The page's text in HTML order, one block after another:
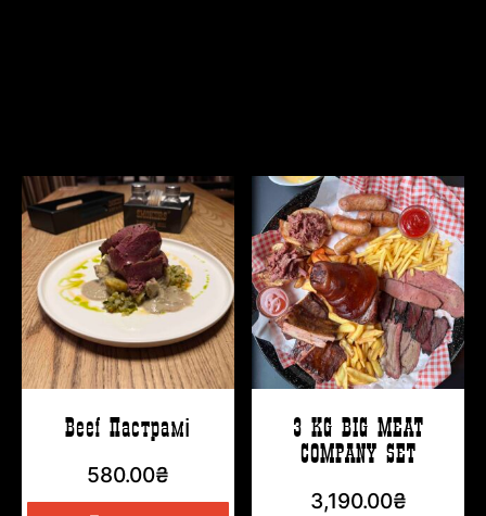
Beef Пастрамі
580.00₴
3 KG BIG MEAT
COMPANY SET
3,190.00₴